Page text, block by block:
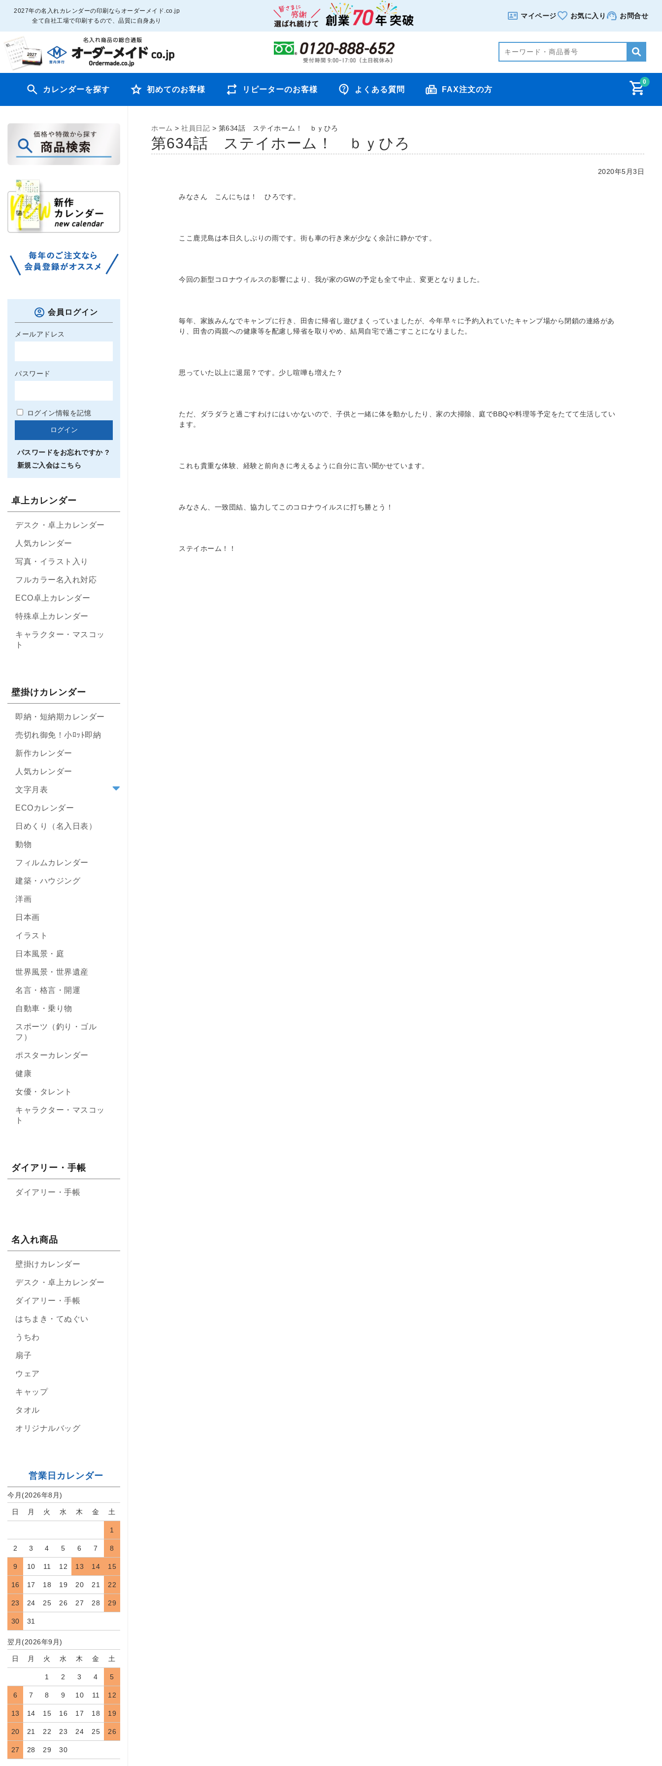
2027年の名入れカレンダーの印刷ならオーダーメイド.co.jp
全て自社工場で印刷するので、品質に自身あり
マイページ お気に入り お問合せ
0
カレンダーを探す 初めてのお客様 リピーターのお客様 よくある質問 FAX注文の方
ホーム > 社員日記 > 第634話 ステイホーム！ ｂｙひろ
第634話 ステイホーム！ ｂｙひろ
2020年5月3日
みなさん こんにちは！ ひろです。
ここ鹿児島は本日久しぶりの雨です。街も車の行き来が少なく余計に静かです。
今回の新型コロナウイルスの影響により、我が家のGWの予定も全て中止、変更となりました。
毎年、家族みんなでキャンプに行き、田舎に帰省し遊びまくっていましたが、今年早々に予約入れていたキャンプ場から閉鎖の連絡があ
り、田舎の両親への健康等を配慮し帰省を取りやめ、結局自宅で過ごすことになりました。
思っていた以上に退屈？です。少し喧嘩も増えた？
ただ、ダラダラと過ごすわけにはいかないので、子供と一緒に体を動かしたり、家の大掃除、庭でBBQや料理等予定をたてて生活してい
ます。
これも貴重な体験、経験と前向きに考えるように自分に言い聞かせています。
みなさん、一致団結、協力してこのコロナウイルスに打ち勝とう！
ステイホーム！！
会員ログイン
メールアドレス
パスワード
ログイン情報を記憶
パスワードをお忘れですか ?
新規ご入会はこちら
卓上カレンダー
デスク・卓上カレンダー
人気カレンダー
写真・イラスト入り
フルカラー名入れ対応
ECO卓上カレンダー
特殊卓上カレンダー
キャラクター・マスコッ
ト
壁掛けカレンダー
即納・短納期カレンダー
売切れ御免！小ﾛｯﾄ即納
新作カレンダー
人気カレンダー
文字月表
ECOカレンダー
日めくり（名入日表）
動物
フィルムカレンダー
建築・ハウジング
洋画
日本画
イラスト
日本風景・庭
世界風景・世界遺産
名言・格言・開運
自動車・乗り物
スポーツ（釣り・ゴル
フ）
ポスターカレンダー
健康
女優・タレント
キャラクター・マスコッ
ト
ダイアリー・手帳
ダイアリー・手帳
名入れ商品
壁掛けカレンダー
デスク・卓上カレンダー
ダイアリー・手帳
はちまき・てぬぐい
うちわ
扇子
ウェア
キャップ
タオル
オリジナルバッグ
営業日カレンダー
今月(2026年8月)
日 月 火 水 木 金 土
1
2 3 4 5 6 7 8
9 10 11 12 13 14 15
16 17 18 19 20 21 22
23 24 25 26 27 28 29
30 31
翌月(2026年9月)
日 月 火 水 木 金 土
1 2 3 4 5
6 7 8 9 10 11 12
13 14 15 16 17 18 19
20 21 22 23 24 25 26
27 28 29 30